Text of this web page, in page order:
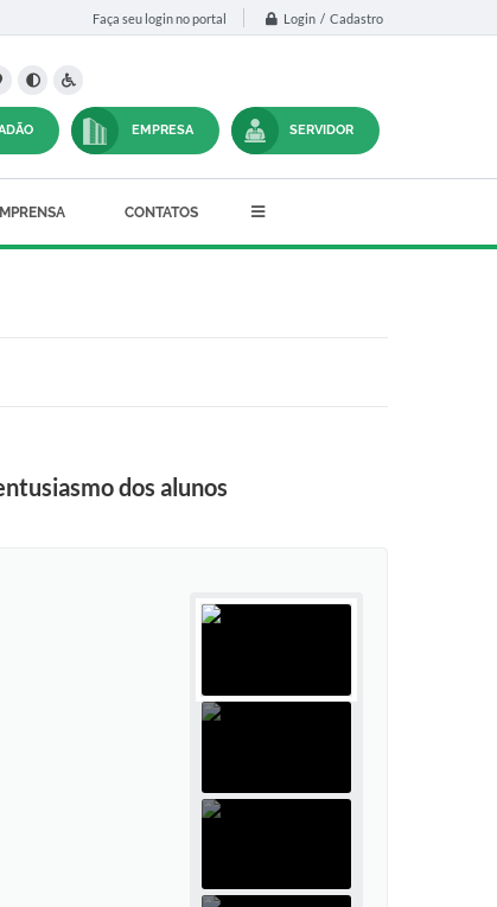
Faça seu login no portal Login / Cadastro
EMPRESA SERVIDOR
IMPRENSA CONTATOS
dos alunos